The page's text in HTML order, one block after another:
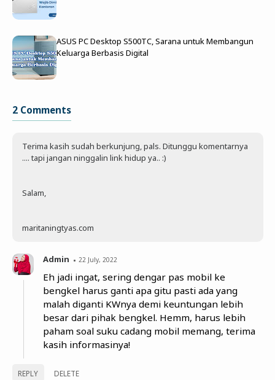
ASUS PC Desktop S500TC, Sarana untuk Membangun
Keluarga Berbasis Digital
2 Comments
Terima kasih sudah berkunjung, pals. Ditunggu komentarnya
.... tapi jangan ninggalin link hidup ya.. :)
Salam,
maritaningtyas.com
Admin 22 July, 2022
Eh jadi ingat, sering dengar pas mobil ke
bengkel harus ganti apa gitu pasti ada yang
malah diganti KWnya demi keuntungan lebih
besar dari pihak bengkel. Hemm, harus lebih
paham soal suku cadang mobil memang, terima
kasih informasinya!
REPLY DELETE